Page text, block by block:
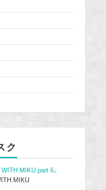
ク
WITH MIKU part 6』
MIKU